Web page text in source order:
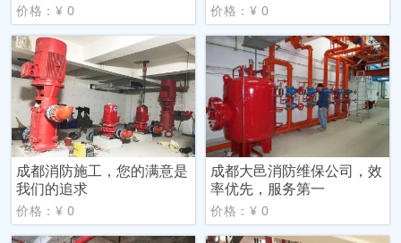
价格：¥ 0 价格：¥ 0
成都消防施工，您的满意是
我们的追求
价格：¥ 0
成都大邑消防维保公司，效
率优先，服务第一
价格：¥ 0